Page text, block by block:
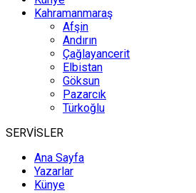
Kahramanmaraş
Afşin
Andırın
Çağlayancerit
Elbistan
Göksun
Pazarcık
Türkoğlu
SERVİSLER
Ana Sayfa
Yazarlar
Künye